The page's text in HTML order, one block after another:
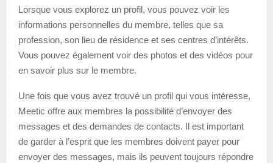
Lorsque vous explorez un profil, vous pouvez voir les
informations personnelles du membre, telles que sa
profession, son lieu de résidence et ses centres d’intérêts.
Vous pouvez également voir des photos et des vidéos pour
en savoir plus sur le membre.
Une fois que vous avez trouvé un profil qui vous intéresse,
Meetic offre aux membres la possibilité d’envoyer des
messages et des demandes de contacts. Il est important
de garder à l’esprit que les membres doivent payer pour
envoyer des messages, mais ils peuvent toujours répondre